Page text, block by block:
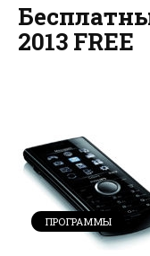
2013 FREE
ПРОГРАММЫ